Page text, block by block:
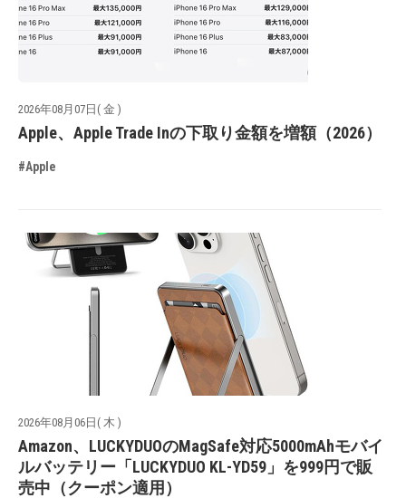
2026年08月07日( 金 )
Apple、Apple Trade Inの下取り金額を増額（2026）
#Apple
2026年08月06日( 木 )
Amazon、LUCKYDUOのMagSafe対応5000mAhモバイ
ルバッテリー「LUCKYDUO KL-YD59」を999円で販
売中（クーポン適用）